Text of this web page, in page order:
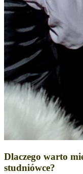
Dlaczego warto
studniówce?